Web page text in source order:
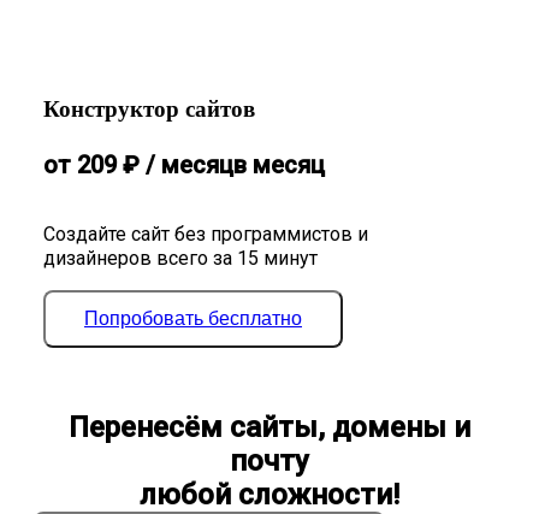
Конструктор сайтов
Создайте сайт без программистов и
дизайнеров всего за 15 минут
от 209₽ / месяцв месяц
Попробовать бесплатно
Перенесём сайты, домены и
почту
любой сложности!